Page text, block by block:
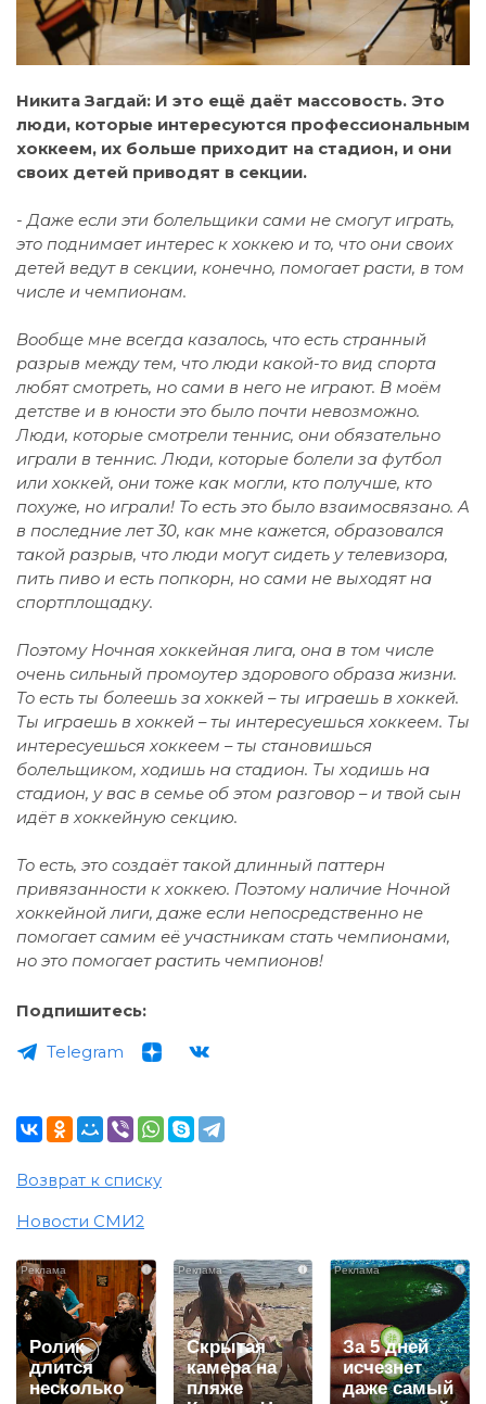
Никита Загдай: И это ещё даёт массовость. Это
люди, которые интересуются профессиональным
хоккеем, их больше приходит на стадион, и они
своих детей приводят в секции.
- Даже если эти болельщики сами не смогут играть,
это поднимает интерес к хоккею и то, что они своих
детей ведут в секции, конечно, помогает расти, в том
числе и чемпионам.
Вообще мне всегда казалось, что есть странный
разрыв между тем, что люди какой-то вид спорта
любят смотреть, но сами в него не играют. В моём
детстве и в юности это было почти невозможно.
Люди, которые смотрели теннис, они обязательно
играли в теннис. Люди, которые болели за футбол
или хоккей, они тоже как могли, кто получше, кто
похуже, но играли! То есть это было взаимосвязано. А
в последние лет 30, как мне кажется, образовался
такой разрыв, что люди могут сидеть у телевизора,
пить пиво и есть попкорн, но сами не выходят на
спортплощадку.
Поэтому Ночная хоккейная лига, она в том числе
очень сильный промоутер здорового образа жизни.
То есть ты болеешь за хоккей – ты играешь в хоккей.
Ты играешь в хоккей – ты интересуешься хоккеем. Ты
интересуешься хоккеем – ты становишься
болельщиком, ходишь на стадион. Ты ходишь на
стадион, у вас в семье об этом разговор – и твой сын
идёт в хоккейную секцию.
То есть, это создаёт такой длинный паттерн
привязанности к хоккею. Поэтому наличие Ночной
хоккейной лиги, даже если непосредственно не
помогает самим её участникам стать чемпионами,
но это помогает растить чемпионов!
Подпишитесь:
Telegram
Возврат к списку
Новости СМИ2
i
Ролик
длится
несколько
i
Скрытая
камера на
пляже
i
За 5 дней
исчезнет
даже самый